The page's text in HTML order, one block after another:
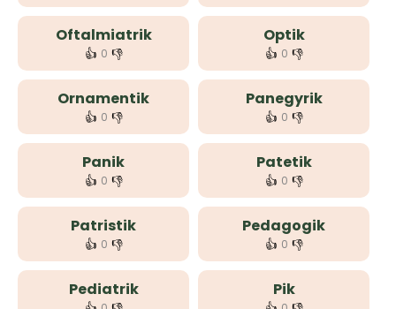
Oftalmiatrik
👍 0 👎
Optik
👍 0 👎
Ornamentik
👍 0 👎
Panegyrik
👍 0 👎
Panik
👍 0 👎
Patetik
👍 0 👎
Patristik
👍 0 👎
Pedagogik
👍 0 👎
Pediatrik Pik